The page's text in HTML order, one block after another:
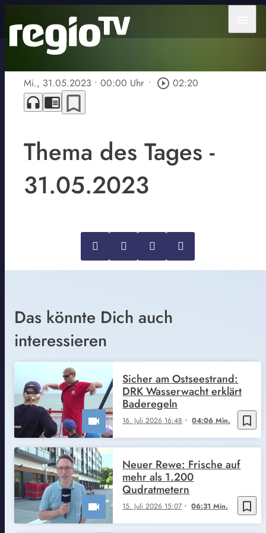
Mi., 31.05.2023 • 00:00 Uhr • play_circle_outline 02:20
headphones chrome_reader_mode bookmark_border
Thema des Tages -
31.05.2023
Das könnte Dich auch
interessieren
bookmark_border
16. Juli 2026 16:48 04:06 Min.
Sicher am Ostseestrand:
DRK Wasserwacht erklärt
Baderegeln
bookmark_border
15. Juli 2026 15:07 06:31 Min.
Neuer Rewe: Frische auf
mehr als 1.200
Qudratmetern